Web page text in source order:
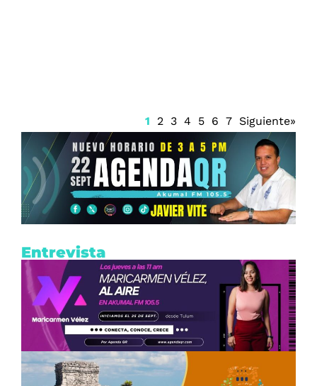
1 2 3 4 5 6 7 Siguiente»
Entrevista